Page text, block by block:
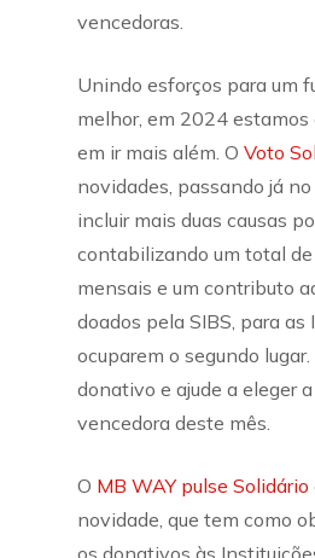
vencedoras.
Unindo esforços para um
melhor, em 2024
em ir mais além. O Voto
novidades, passando já
incluir mais duas causas
contabilizando um total de
mensais e um contributo
doados pela SIBS, para as
ocuparem o segundo lugar.
donativo e ajude a eleger
vencedora deste mês.
O MB WAY pulse Solidário
novidade, que tem como
os donativos às